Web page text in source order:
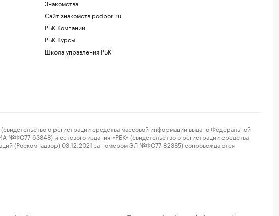
Знакомства
Сайт знакомств podbor.ru
РБК Компании
РБК Курсы
Школа управления РБК
о регистрации средства массовой информации выдано Федеральной
63848) и сетевого издания «РБК» (свидетельство о регистрации средства
(Роскомнадзор) 03.12.2021 за номером ЭЛ №ФС77-82385) сопровождаются